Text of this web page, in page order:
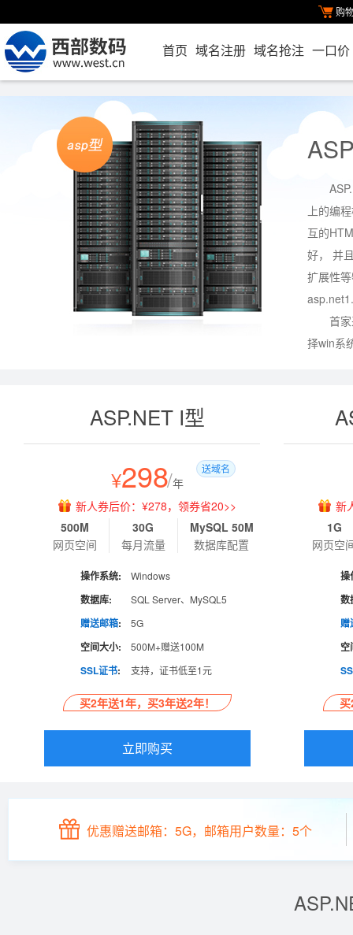
购
首页 域名注册 域名抢注 一口价
上的编
互的
好， 并
扩展性
首
择win系
ASP.NET I型
¥298/年
送域名
新人券后价：¥278，领券省20>>
500M
网页空间
30G
每月流量
MySQL 50M
数据库配置
操作系统: Windows
数据库: SQL Server、MySQL5
赠送邮箱: 5G
空间大小: 500M+赠送100M
SSL证书: 支持，证书低至1元
买2年送1年，买3年送2年！
立即购买
新
1G
网页空
操
数
赠
空
优惠赠送邮箱：5G，邮箱用户数量：5个